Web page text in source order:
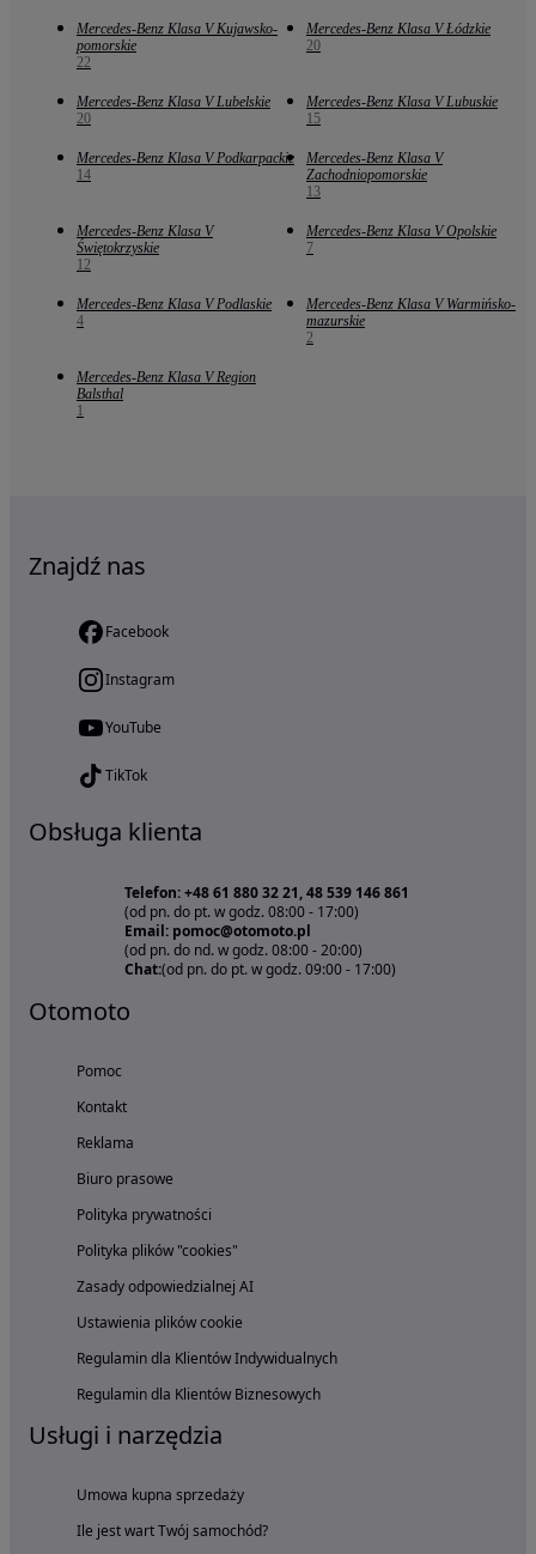
Mercedes-Benz Klasa V Kujawsko-
pomorskie
22
Mercedes-Benz Klasa V Łódzkie
20
Mercedes-Benz Klasa V Lubelskie
20
Mercedes-Benz Klasa V Lubuskie
15
Mercedes-Benz Klasa V Podkarpackie
14
Mercedes-Benz Klasa V
Zachodniopomorskie
13
Mercedes-Benz Klasa V
Świętokrzyskie
12
Mercedes-Benz Klasa V Opolskie
7
Mercedes-Benz Klasa V Podlaskie
4
Mercedes-Benz Klasa V Warmińsko-
mazurskie
2
Mercedes-Benz Klasa V Region
Balsthal
1
Znajdź nas
Facebook
Instagram
YouTube
TikTok
Obsługa klienta
Telefon: +48 61 880 32 21, 48 539 146 861
(od pn. do pt. w godz. 08:00 - 17:00)
Email: pomoc@otomoto.pl
(od pn. do nd. w godz. 08:00 - 20:00)
Chat:(od pn. do pt. w godz. 09:00 - 17:00)
Otomoto
Pomoc
Kontakt
Reklama
Biuro prasowe
Polityka prywatności
Polityka plików "cookies"
Zasady odpowiedzialnej AI
Ustawienia plików cookie
Regulamin dla Klientów Indywidualnych
Regulamin dla Klientów Biznesowych
Usługi i narzędzia
Umowa kupna sprzedaży
Ile jest wart Twój samochód?